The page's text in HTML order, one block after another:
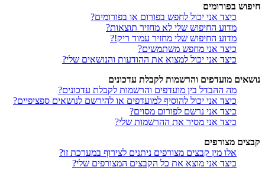
חיפוש בפורומים
כיצד אני יכול לחפש בפורום או בפורומים?
מדוע החיפוש שלי לא מחזיר תוצאות?
מדוע החיפוש שלי מחזיר עמוד ריק!?
כיצד אני מחפש משתמשים?
כיצד אני יכול למצוא את ההודעות והנושאים שלי?
נושאים מועדפים והרשמות לקבלת עדכונים
מה ההבדל בין מועדפים והרשמות לקבלת עדכונים?
כיצד אני יכול להוסיף למועדפים או להירשם לנושאים ספציפיים?
כיצד אני נרשם לפורום מסוים?
כיצד אני מסיר את ההרשמות שלי?
קבצים מצורפים
אלו מין קבצים מצורפים ניתנים לצירוף במערכת זו?
כיצד אני מוצא את כל הקבצים המצורפים שלי?